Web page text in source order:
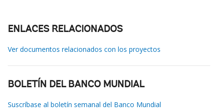
ENLACES RELACIONADOS
Ver documentos relacionados con los proyectos
BOLETÍN DEL BANCO MUNDIAL
Suscríbase al boletín semanal del Banco Mundial